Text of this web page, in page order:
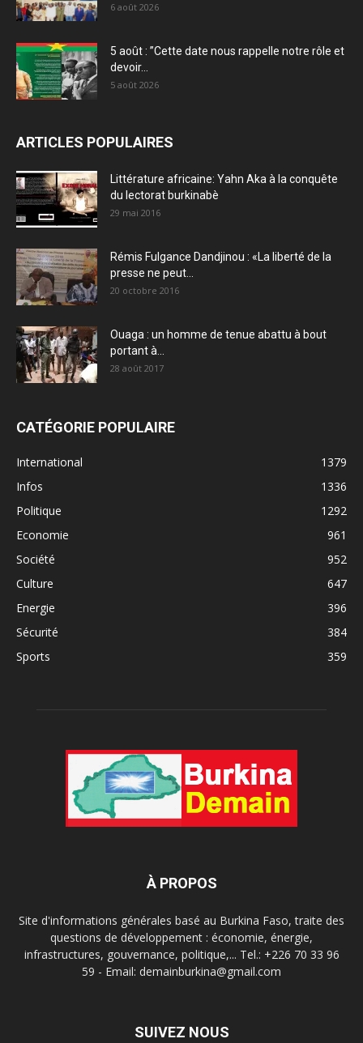
6 août 2026
5 août : ”Cette date nous rappelle notre rôle et
devoir...
5 août 2026
ARTICLES POPULAIRES
Littérature africaine: Yahn Aka à la conquête
du lectorat burkinabè
29 mai 2016
Rémis Fulgance Dandjinou : «La liberté de la
presse ne peut...
20 octobre 2016
Ouaga : un homme de tenue abattu à bout
portant à...
28 août 2017
CATÉGORIE POPULAIRE
International
1379
Infos
1336
Politique
1292
Economie
961
Société
952
Culture
647
Energie
396
Sécurité
384
Sports
359
À PROPOS
Site d'informations générales basé au Burkina Faso, traite des
questions de développement : économie, énergie,
infrastructures, gouvernance, politique,... Tel.: +226 70 33 96
59 - Email: demainburkina@gmail.com
SUIVEZ NOUS